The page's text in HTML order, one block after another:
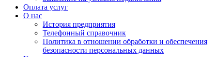
Оплата услуг
О нас
История предприятия
Телефонный справочник
Политика в отношении обработки и обеспечения
безопасности персональных данных